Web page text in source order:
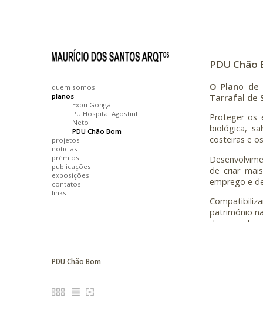
quem somos
planos
Expu Gongá
PU Hospital Agostinho
Neto
PDU Chão Bom
projetos
noticias
prémios
publicações
exposições
contatos
links
PDU Chão Bom
PDU Chão
O Plano de
Tarrafal de
Proteger os
biológica,
costeiras e
de criar
emprego e
património
de acordo